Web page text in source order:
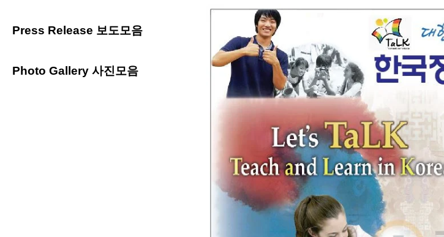
Press Release 보도모음
Photo Gallery 사진모음